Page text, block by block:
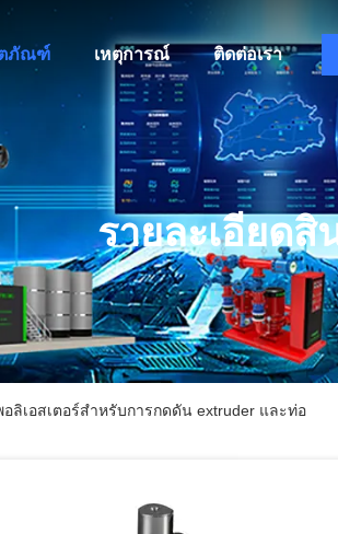
ภัณฑ์ เหตุการณ์ ติดต่อเรา
รายละเอียดสิ
ลิเอสเตอร์สําหรับการกดดัน extruder และท่อ